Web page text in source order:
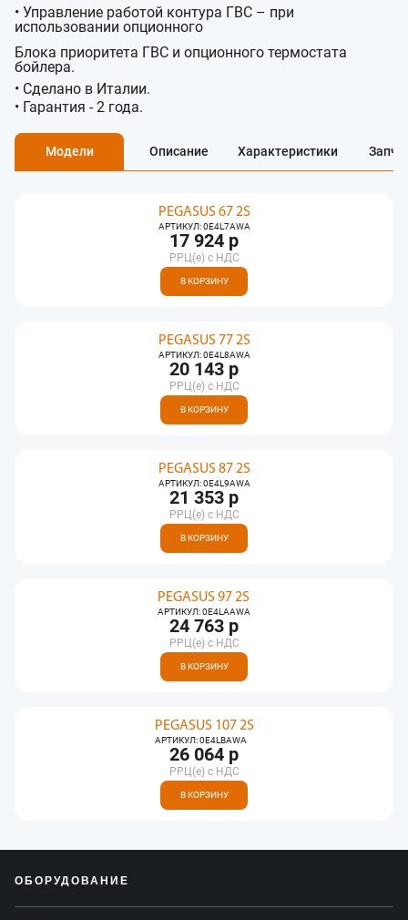
• Управление работой контура ГВС – при
использовании опционного
Блока приоритета ГВС и опционного термостата
бойлера.
• Сделано в Италии.
• Гарантия - 2 года.
Модели Описание Характеристики
PEGASUS 67 2S
АРТИКУЛ: 0E4L7AWA
17 924 р
РРЦ(e) с НДС
В КОРЗИНУ
PEGASUS 77 2S
АРТИКУЛ: 0E4L8AWA
20 143 р
РРЦ(e) с НДС
В КОРЗИНУ
PEGASUS 87 2S
АРТИКУЛ: 0E4L9AWA
21 353 р
РРЦ(e) с НДС
В КОРЗИНУ
PEGASUS 97 2S
АРТИКУЛ: 0E4LAAWA
24 763 р
РРЦ(e) с НДС
В КОРЗИНУ
PEGASUS 107 2S
АРТИКУЛ: 0E4LBAWA
26 064 р
РРЦ(e) с НДС
В КОРЗИНУ
ОБОРУДОВАНИЕ